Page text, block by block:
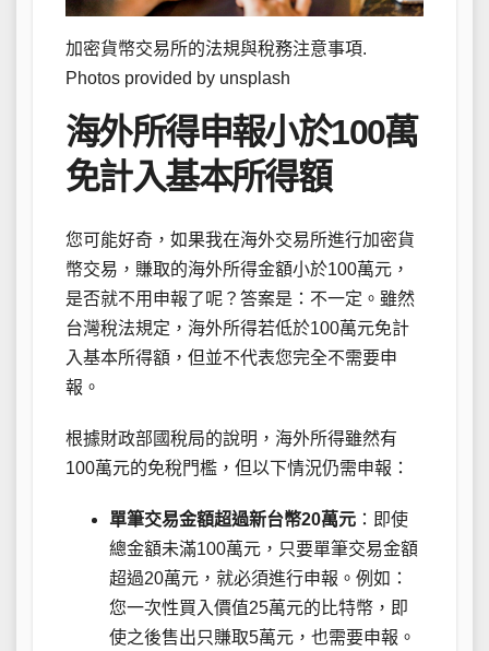
加密貨幣交易所的法規與稅務注意事項.
Photos provided by unsplash
海外所得申報小於100萬
免計入基本所得額
您可能好奇，如果我在海外交易所進行加密貨
幣交易，賺取的海外所得金額小於100萬元，
是否就不用申報了呢？答案是：不一定。雖然
台灣稅法規定，海外所得若低於100萬元免計
入基本所得額，但並不代表您完全不需要申
報。
根據財政部國稅局的說明，海外所得雖然有
100萬元的免稅門檻，但以下情況仍需申報：
單筆交易金額超過新台幣20萬元 ：即使
總金額未滿100萬元，只要單筆交易金額
超過20萬元，就必須進行申報。例如：
您一次性買入價值25萬元的比特幣，即
使之後售出只賺取5萬元，也需要申報。